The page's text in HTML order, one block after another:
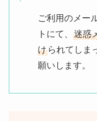
ご利用のメー
トにて、迷惑
け られてしま
願いします。